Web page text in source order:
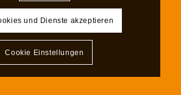
und Dienste akzeptieren
Cookie Einstellungen